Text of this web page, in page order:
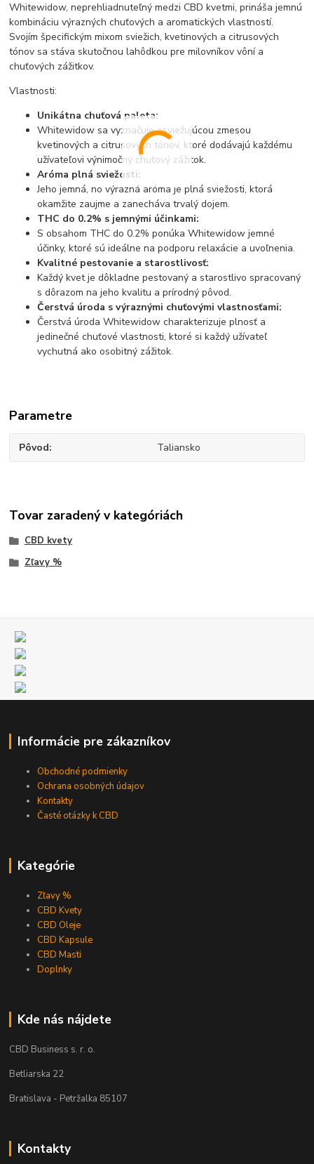
Whitewidow, neprehliadnuteľný medzi CBD kvetmi, prináša jemnú
kombináciu výrazných chuťových a aromatických vlastností.
Svojím špecifickým mixom sviežich, kvetinových a citrusových
tónov sa stáva skutočnou lahôdkou pre milovníkov vôní a
chuťových zážitkov.
Vlastnosti:
Unikátna chuťová paleta:
Whitewidow sa vyznačuje osviežujúcou zmesou
kvetinových a citrusových tónov, ktoré dodávajú každému
užívateľovi výnimočný chuťový zážitok.
Aróma plná sviežosti:
Jeho jemná, no výrazná aróma je plná sviežosti, ktorá
okamžite zaujme a zanecháva trvalý dojem.
THC do 0.2% s jemnými účinkami:
S obsahom THC do 0.2% ponúka Whitewidow jemné
účinky, ktoré sú ideálne na podporu relaxácie a uvoľnenia.
Kvalitné pestovanie a starostlivosť:
Každý kvet je dôkladne pestovaný a starostlivo spracovaný
s dôrazom na jeho kvalitu a prírodný pôvod.
Čerstvá úroda s výraznými chuťovými vlastnosťami:
Čerstvá úroda Whitewidow charakterizuje plnosť a
jedinečné chuťové vlastnosti, ktoré si každý užívateľ
vychutná ako osobitný zážitok.
Parametre
Pôvod Taliansko
Tovar zaradený v kategóriách
CBD kvety
Zľavy %
Informácie pre zákazníkov
Obchodné podmienky
Ochrana osobných údajov
Kontakty
Časté otázky k CBD
Kategórie
Zľavy %
CBD Kvety
CBD Oleje
CBD Kapsule
CBD Masti
Doplnky
Kde nás nájdete
CBD Business s. r. o.
Betliarska 22
Bratislava - Petržalka 85107
Kontakty